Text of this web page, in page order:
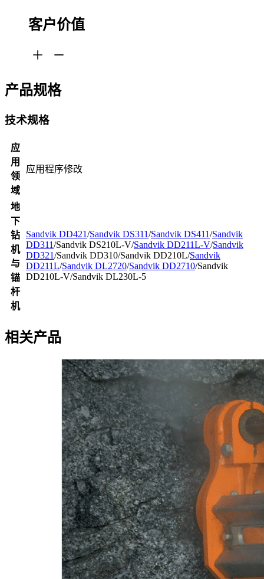
客户价值
产品规格
技术规格
应
用
领
域
应用程序修改
地
下
钻
机
与
锚
杆
机
Sandvik DD421/Sandvik DS311/Sandvik DS411/Sandvik
DD311/Sandvik DS210L-V/Sandvik DD211L-V/Sandvik
DD321/Sandvik DD310/Sandvik DD210L/Sandvik
DD211L/Sandvik DL2720/Sandvik DD2710/Sandvik
DD210L-V/Sandvik DL230L-5
相关产品